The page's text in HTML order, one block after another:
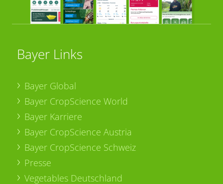
Bayer Links
Bayer Global
Bayer CropScience World
Bayer Karriere
Bayer CropScience Austria
Bayer CropScience Schweiz
Presse
Vegetables Deutschland